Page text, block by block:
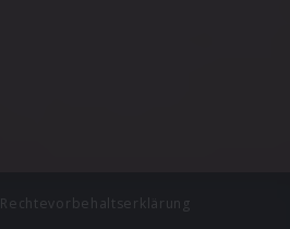
Rechtevorbehaltserklärung